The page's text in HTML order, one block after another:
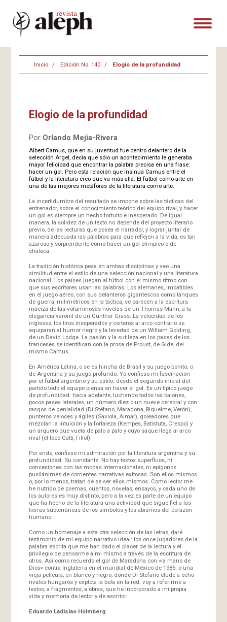
Inicio Edición No. 140 Elogio de la profundidad
Elogio de la profundidad
Por Orlando Mejía-Rivera
Albert Camus, que en su juventud fue centro delantero de la
selección Argel, decía que sólo un acontecimiento le generaba
mayor felicidad que encontrar la palabra precisa en una frase:
hacer un gol. Pero esta relación que insinúa Camus entre el
fútbol y la literatura creo que va más allá. El fútbol como arte en
una de las mejores metáforas de la literatura como arte.
La incertidumbre del resultado se impone sobre las tácticas del
entrenador, sobre el conocimiento teórico del equipo rival, y hacer
un gol es siempre un hecho fortuito e inesperado. De igual
manera, la solidez de un texto no depende del proyecto literario
previo, de las lecturas que posea el narrador, y lograr juntar de
manera adecuada las palabras para que reflejen a la vida, es tan
azaroso y sorprendente como hacer un gol olímpico o de
chalaca.
La tradición histórica pesa en ambas disciplinas y veo una
similitud entre el estilo de una selección nacional y una literatura
nacional. Los países juegan al fútbol con el mismo ritmo con
que sus escritores usan las palabras. Los alemanes, imbatibles
en el juego aéreo, con sus delanteros gigantescos como tanques
de guerra, milimétricos en la táctica, se parecen a la escritura
maciza de las voluminosas novelas de un Thomas Mann, a la
elegancia varonil de un Gunther Grass. La velocidad de los
ingleses, los tiros inesperados y certeros al arco contrario se
equiparan al humor negro y la levedad de un William Golding,
de un David Lodge. La pasión y la sutileza en los pases de los
franceses se identifican con la prosa de Proust, de Gide, del
mismo Camus.
En América Latina, o se es hincha de Brasil y su juego bonito; o
de Argentina y su juego profundo. Yo confieso mi fascinación
por el fútbol argentino y su estilo: desde el segundo inicial del
partido todo el equipo piensa en hacer el gol. Es un típico juego
de profundidad: hacia adelante, luchando todos los balones,
pocos pases laterales, un número diez o un nueve cerebral y con
rasgos de genialidad (Di Stéfano, Maradona, Riquelme, Verón),
punteros veloces y ágiles (Saviola, Aimar), goleadores que
mezclan la intuición y la fortaleza (Kempes, Batistuta, Crespo) y
un arquero que vuela de palo a palo y cuyo saque llega al arco
rival (el loco Gatti, Fillol).
Por ende, confieso mi admiración por la literatura argentina y su
profundidad. Su constante: No hay textos superfluos, ni
concesiones con las modas internacionales, ni epígonos
pusilánimes de corrientes narrativas exitosas. Son ellos mismos
o, por lo menos, tratan de se ser ellos mismos. Como lector me
he nutrido de poemas, cuentos, novelas, ensayos, y cada uno de
los autores es muy distinto, pero a la vez es parte de un equipo
que ha hecho de la literatura una actividad que sigue fiel a las
tierras subterráneas de los símbolos y los abismos del corazón
humano.
Como un homenaje a esta otra selección de las letras, daré
testimonio de mi equipo narrativo ideal: los once jugadores de la
palabra escrita que me han dado el placer de la lectura y el
privilegio de pensarme a mi mismo a través de la escritura de
otros. Así como recuerdo el gol de Maradona con «la mano de
Dios» contra Inglaterra en el mundial de México de 1986; o una
vieja película, en blanco y negro, donde Di Stéfano elude a ocho
rivales húngaros y explota la bola en la red; voy a referirme a
textos, a fragmentos, a obras, que he incorporado a mi propia
vida y memoria de lector y de escritor.
Eduardo Ladislao Holmberg